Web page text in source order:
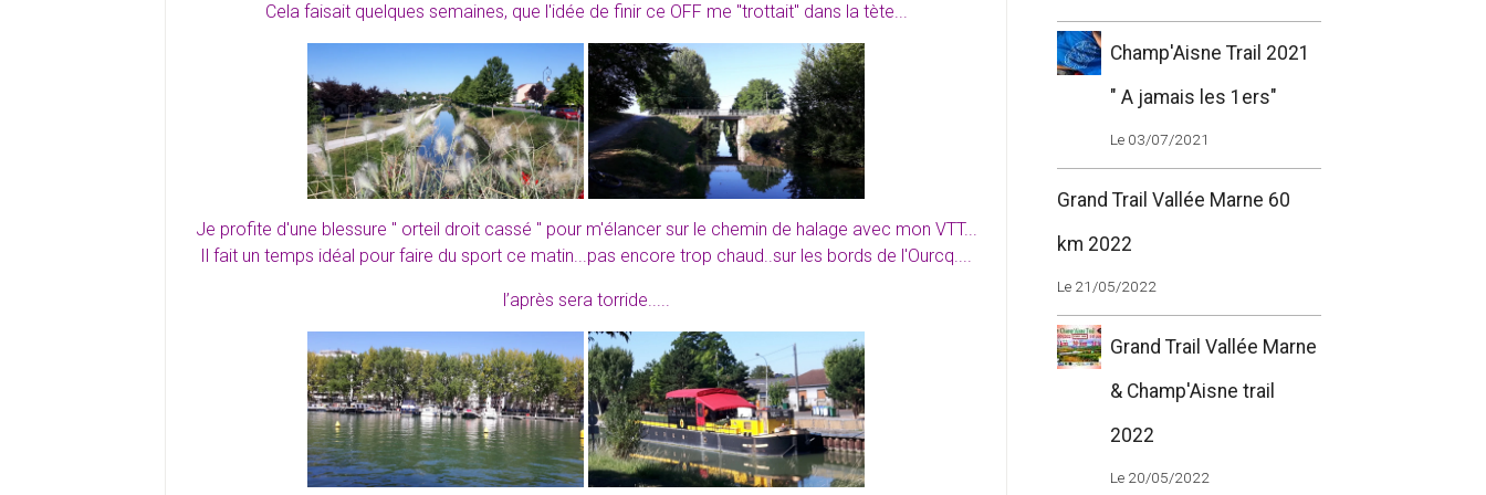
Cela faisait quelques semaines, que l'idée de finir ce OFF me "trottait" dans la tète...
Je profite d'une blessure " orteil droit cassé " pour m'élancer sur le chemin de halage avec mon VTT...
Il fait un temps idéal pour faire du sport ce matin...pas encore trop chaud..sur les bords de l'Ourcq....
l’après sera torride.....
Champ'Aisne Trail 2021
" A jamais les 1ers"
Le 03/07/2021
Grand Trail Vallée Marne 60
km 2022
Le 21/05/2022
Grand Trail Vallée Marne
& Champ'Aisne trail
2022
Le 20/05/2022